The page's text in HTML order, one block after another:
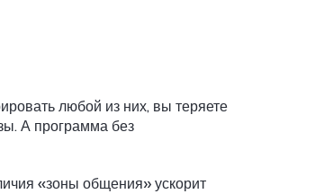
любой из них, вы теряете
А программа без
«зоны общения» ускорит